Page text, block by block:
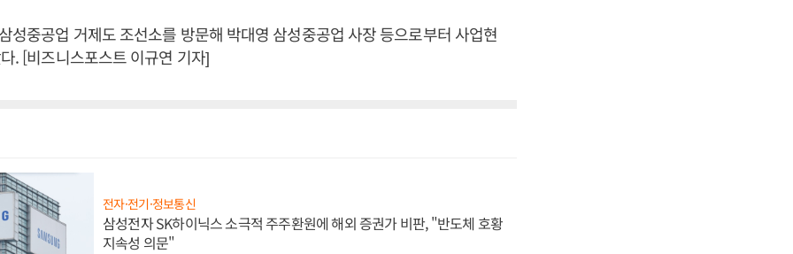
성중공업 거제도 조선소를 방문해 박대영 삼성중공업 사장 등으로부터 사업현
. [비즈니스포스트 이규연 기자]
전자·전기·정보통신
삼성전자 SK하이닉스 소극적 주주환원에 해외 증권가 비판, "반도체 호황
지속성 의문"